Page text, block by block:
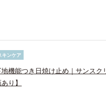
キンケア
機能つき日焼け止め｜サンス
り】